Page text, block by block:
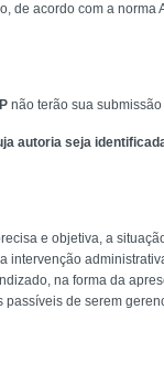
de acordo com a norma
não terão sua
autoria seja
e objetiva, a
intervenção
na forma da
de serem